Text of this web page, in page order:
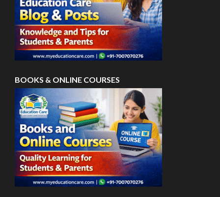
BOOKS & ONLINE COURSES